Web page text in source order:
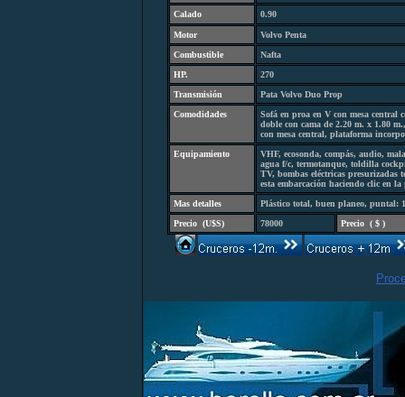
Calado
0.90
Motor
Volvo Penta
Combustible
Nafta
HP.
270
Transmisión
Pata Volvo Duo Prop
Comodidades
Sofá en proa en V con mesa central
doble con cama de 2.20 m. x 1.80
con mesa central, plataforma
Equipamiento
VHF, ecosonda, compás, audio,
agua f/c, termotanque, toldilla
TV, bombas eléctricas presurizadas
esta embarcación haciendo clic en
Mas detalles
Plástico total, buen planeo, puntal:
Precio (U$S) 78000 Precio ( $ )